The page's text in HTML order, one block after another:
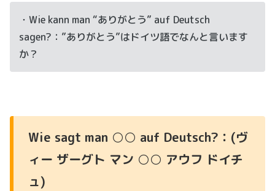
・Wie kann man “ありがとう” auf Deutsch
sagen?：”ありがとう”はドイツ語でなんと言います
か？
Wie sagt man ○○ auf Deutsch?：(ヴ
ィー ザーグト マン ○○ アウフ ドイチ
ュ)